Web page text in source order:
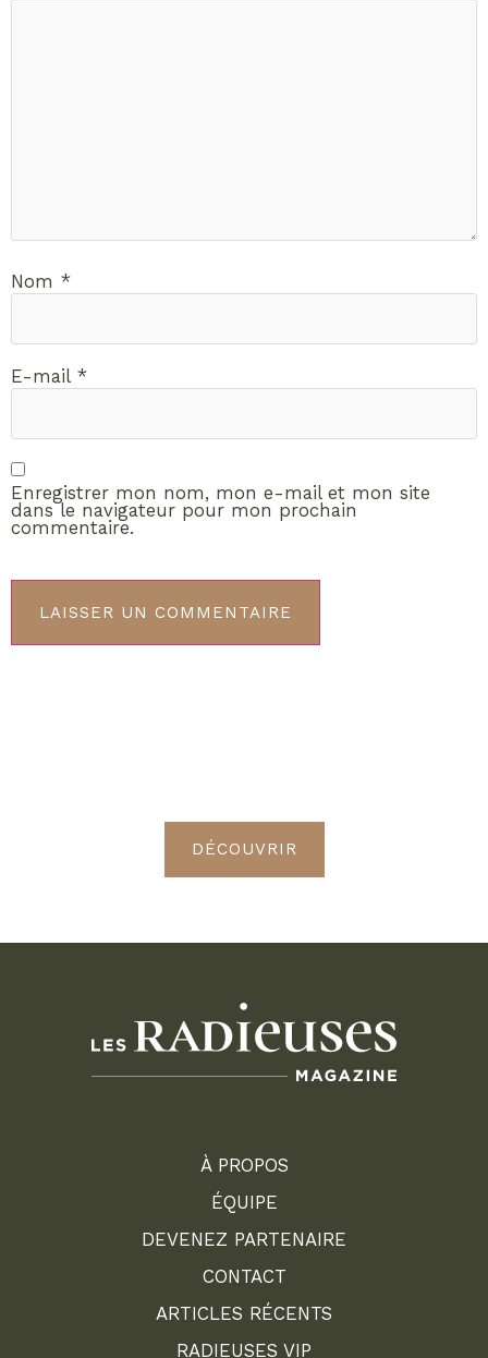
Nom *
E-mail *
Enregistrer mon nom, mon e-mail et mon site
dans le navigateur pour mon prochain
commentaire.
DÉCOUVRIR
À PROPOS
ÉQUIPE
DEVENEZ PARTENAIRE
CONTACT
ARTICLES RÉCENTS
RADIEUSES VIP